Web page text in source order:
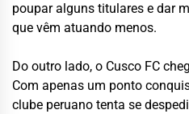
poupar alguns titulares e dar
que vêm atuando menos.
Do outro lado, o Cusco FC
Com apenas um ponto
clube peruano tenta se